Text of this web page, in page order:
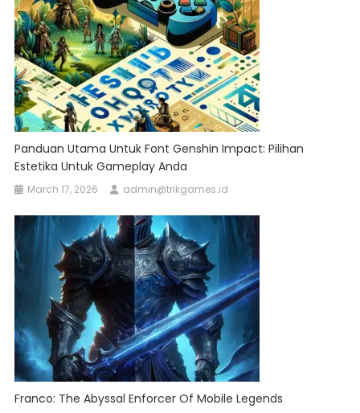
Panduan Utama Untuk Font Genshin Impact: Pilihan
Estetika Untuk Gameplay Anda
March 17, 2026 admin@trikgames.id
Franco: The Abyssal Enforcer Of Mobile Legends